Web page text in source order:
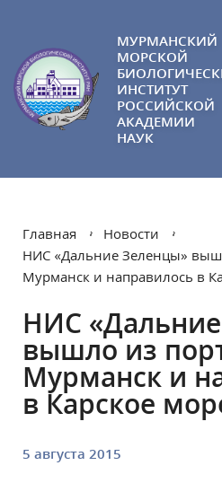
МУРМАНСКИЙ
МОРСКОЙ
ИНСТИТУТ
РОССИЙСКОЙ
АКАДЕМИИ
НАУК
Главная
Новости
НИС «Дальние Зеленцы»
Мурманск и направилось в
НИС
вышло из
Мурманск и
в Карское
5 августа 2015